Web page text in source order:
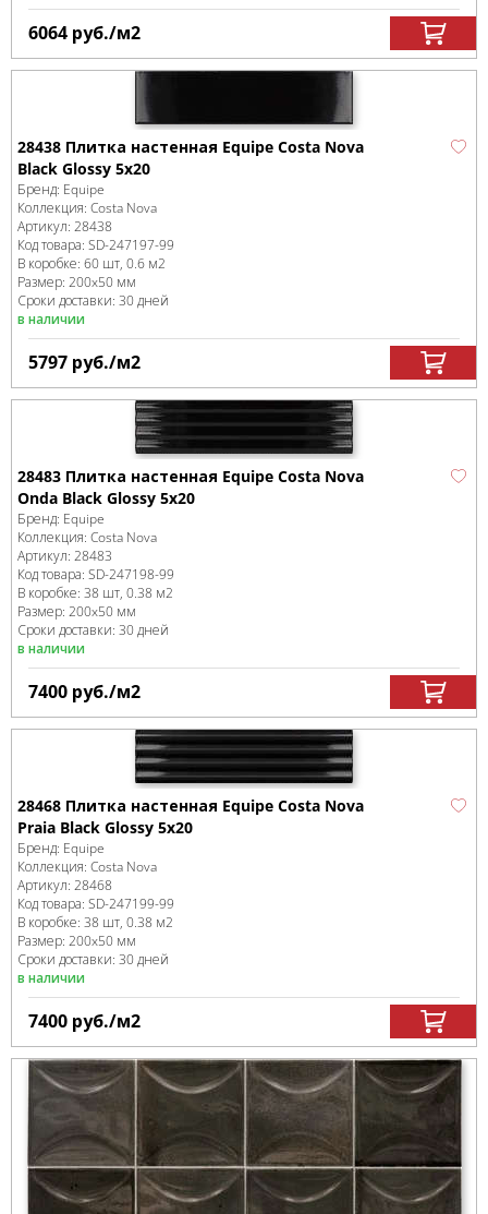
6064 руб./м2
28438 Плитка настенная Equipe Costa Nova
Black Glossy 5x20
Бренд: Equipe
Коллекция: Costa Nova
Артикул: 28438
Код товара: SD-247197-99
В коробке: 60 шт, 0.6 м2
Размер: 200x50 мм
Сроки доставки: 30 дней
в наличии
5797 руб./м2
28483 Плитка настенная Equipe Costa Nova
Onda Black Glossy 5x20
Бренд: Equipe
Коллекция: Costa Nova
Артикул: 28483
Код товара: SD-247198-99
В коробке: 38 шт, 0.38 м2
Размер: 200x50 мм
Сроки доставки: 30 дней
в наличии
7400 руб./м2
28468 Плитка настенная Equipe Costa Nova
Praia Black Glossy 5x20
Бренд: Equipe
Коллекция: Costa Nova
Артикул: 28468
Код товара: SD-247199-99
В коробке: 38 шт, 0.38 м2
Размер: 200x50 мм
Сроки доставки: 30 дней
в наличии
7400 руб./м2